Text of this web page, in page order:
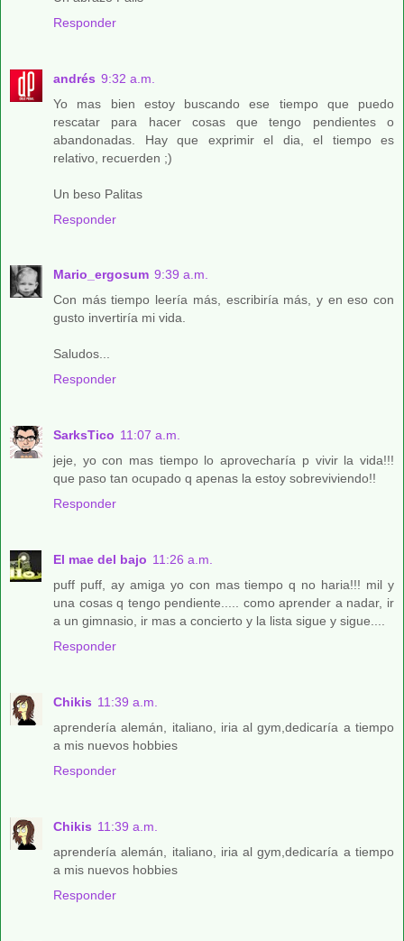
Responder
andrés 9:32 a.m.
Yo mas bien estoy buscando ese tiempo que puedo
rescatar para hacer cosas que tengo pendientes o
abandonadas. Hay que exprimir el dia, el tiempo es
relativo, recuerden ;)
Un beso Palitas
Responder
Mario_ergosum 9:39 a.m.
Con más tiempo leería más, escribiría más, y en eso con
gusto invertiría mi vida.
Saludos...
Responder
SarksTico 11:07 a.m.
jeje, yo con mas tiempo lo aprovecharía p vivir la vida!!!
que paso tan ocupado q apenas la estoy sobreviviendo!!
Responder
El mae del bajo 11:26 a.m.
puff puff, ay amiga yo con mas tiempo q no haria!!! mil y
una cosas q tengo pendiente..... como aprender a nadar, ir
a un gimnasio, ir mas a concierto y la lista sigue y sigue....
Responder
Chikis 11:39 a.m.
aprendería alemán, italiano, iria al gym,dedicaría a tiempo
a mis nuevos hobbies
Responder
Chikis 11:39 a.m.
aprendería alemán, italiano, iria al gym,dedicaría a tiempo
a mis nuevos hobbies
Responder